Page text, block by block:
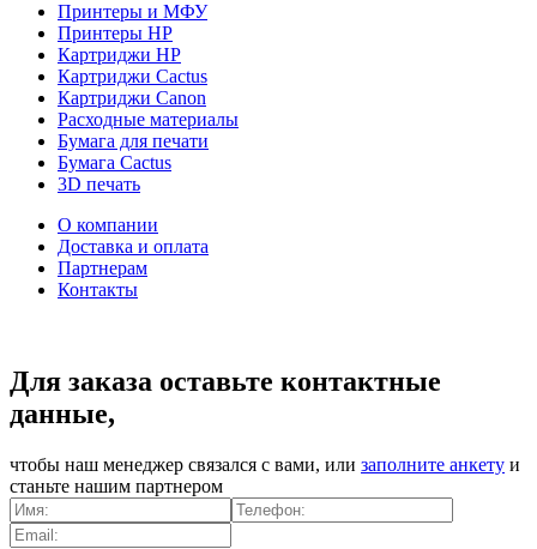
Принтеры и МФУ
Принтеры HP
Картриджи HP
Картриджи Cactus
Картриджи Canon
Расходные материалы
Бумага для печати
Бумага Cactus
3D печать
О компании
Доставка и оплата
Партнерам
Контакты
Для заказа оставьте контактные
данные,
чтобы наш менеджер связался с вами, или заполните анкету и
станьте нашим партнером